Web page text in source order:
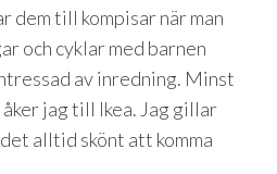
dem till kompisar när man
och cyklar med barnen
av inredning. Minst
åker jag till Ikea. Jag gillar
alltid skönt att komma